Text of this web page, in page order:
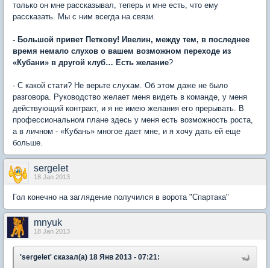
только он мне рассказывал, теперь и мне есть, что ему
рассказать. Мы с ним всегда на связи.
- Большой привет Петкову! Ивелин, между тем, в последнее
время немало слухов о вашем возможном переходе из
«Кубани» в другой клуб… Есть желание?
- С какой стати? Не верьте слухам. Об этом даже не было
разговора. Руководство желает меня видеть в команде, у меня
действующий контракт, и я не имею желания его прерывать. В
профессиональном плане здесь у меня есть возможность роста,
а в личном - «Кубань» многое дает мне, и я хочу дать ей еще
больше.
sergelet
18 Jan 2013
Гол конечно на заглядение получился в ворота "Спартака"
mnyuk
18 Jan 2013
'sergelet' сказал(а) 18 Янв 2013 - 07:21: